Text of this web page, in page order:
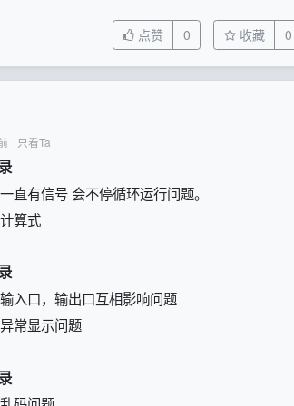
点赞 0 收藏 0
只看Ta
直有信号 会不停循环运行问题。
算式
入口，输出口互相影响问题
常显示问题